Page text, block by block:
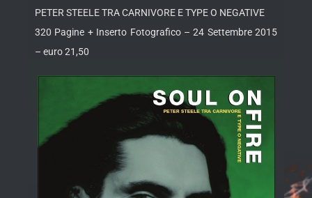
PETER STEELE TRA CARNIVORE E TYPE O NEGATIVE
320 Pagine + Inserto Fotografico – 24 Settembre 2015
– euro 21,50